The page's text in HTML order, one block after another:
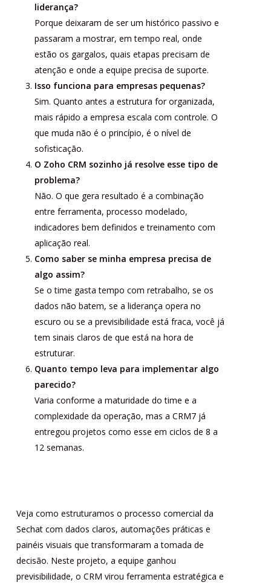
liderança?
Porque deixaram de ser um histórico passivo e
passaram a mostrar, em tempo real, onde
estão os gargalos, quais etapas precisam de
atenção e onde a equipe precisa de suporte.
Isso funciona para empresas pequenas?
Sim. Quanto antes a estrutura for organizada,
mais rápido a empresa escala com controle. O
que muda não é o princípio, é o nível de
sofisticação.
O Zoho CRM sozinho já resolve esse tipo de
problema?
Não. O que gera resultado é a combinação
entre ferramenta, processo modelado,
indicadores bem definidos e treinamento com
aplicação real.
Como saber se minha empresa precisa de
algo assim?
Se o time gasta tempo com retrabalho, se os
dados não batem, se a liderança opera no
escuro ou se a previsibilidade está fraca, você já
tem sinais claros de que está na hora de
estruturar.
Quanto tempo leva para implementar algo
parecido?
Varia conforme a maturidade do time e a
complexidade da operação, mas a CRM7 já
entregou projetos como esse em ciclos de 8 a
12 semanas.
Veja como estruturamos o processo comercial da
Sechat com dados claros, automações práticas e
painéis visuais que transformaram a tomada de
decisão. Neste projeto, a equipe ganhou
previsibilidade, o CRM virou ferramenta estratégica e